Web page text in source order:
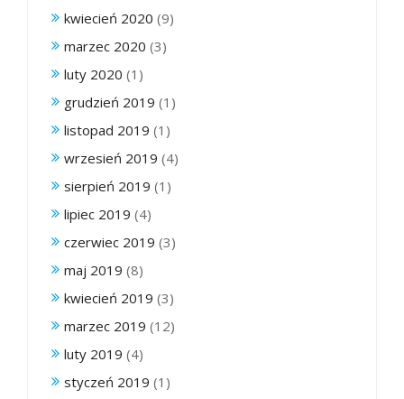
kwiecień 2020 (9)
marzec 2020 (3)
luty 2020 (1)
grudzień 2019 (1)
listopad 2019 (1)
wrzesień 2019 (4)
sierpień 2019 (1)
lipiec 2019 (4)
czerwiec 2019 (3)
maj 2019 (8)
kwiecień 2019 (3)
marzec 2019 (12)
luty 2019 (4)
styczeń 2019 (1)